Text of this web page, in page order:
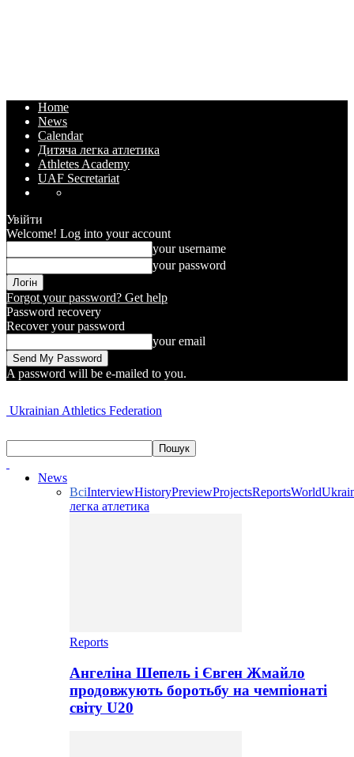
Home
News
Calendar
Дитяча легка атлетика
Athletes Academy
UAF Secretariat
Увійти
Welcome! Log into your account
your username
your password
Forgot your password? Get help
Password recovery
Recover your password
your email
A password will be e-mailed to you.
Ukrainian Athletics Federation
News
ВсіInterviewHistoryPreviewProjectsReportsWorld
легка атлетика
Reports
Ангеліна Шепель і Євген Жмайло
продовжують боротьбу на чемпіонаті
світу U20